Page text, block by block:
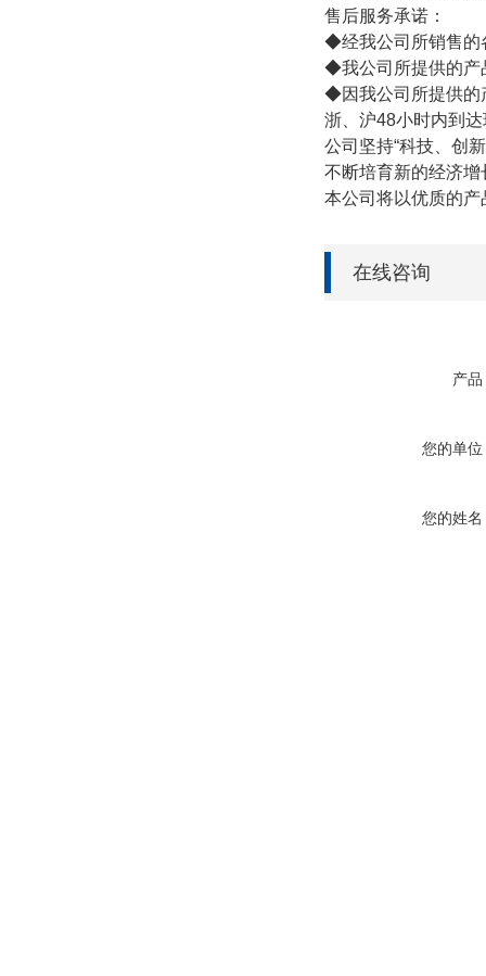
售后服务承诺：
◆经我公司所销售的
◆我公司所提供的产
◆因我公司所提供的
浙、沪48小时内到
公司坚持“科技、创
不断培育新的经济增
本公司将以优质的
在线咨询
产品
您的单位
您的姓名